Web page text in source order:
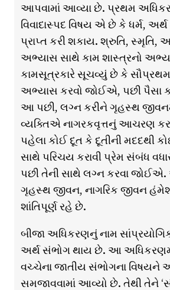
આપવામાં આવ્યા છે. પ્રથમ
વિવાદાસ્પદ વિષય એ છે કે ધર્મ,
પ્રાપ્ત કરી શકાય. શ્રુતિ, સ્મૃતિ,
અભ્યાસ સાથે કામ શાસ્ત્રનો
કામસૂત્રકારે સૂચવ્યું છે કે સૌપ્રથમ
અભ્યાસ કરવો જોઈએ, પછી પૈસા
આ પછી, લગ્ન કરીને ગૃહસ્થ
વ્યક્તિએ નાગરકવૃત્તનું આચરણ
પહેલા કોઈ દૂત કે દૂતીની મદદથી
સાથે પરિચય કરાવી પ્રેમ સંબંધ
પછી તેની સાથે લગ્ન કરવા
ગૃહસ્થ જીવન, નાગરિક જીવન
શાંતિપૂર્ણ રહે છે.
બીજા અધિકરણનું નામ
અર્થ સંભોગ થાય છે. આ
વચ્ચેના જાતીય સંભોગના
સમજાવવામાં આવ્યો છે. તેથી તેને